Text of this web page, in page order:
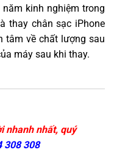
kinh nghiệm trong
thay chân sạc iPhone
tâm về chất lượng sau
máy sau khi thay.
nhanh nhất, quý
308 308